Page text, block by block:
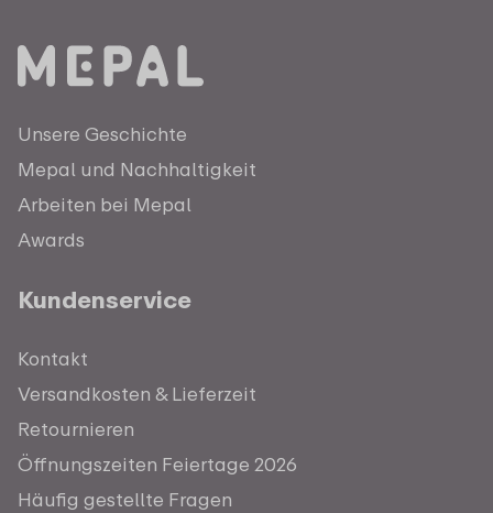
Unsere Geschichte
Mepal und Nachhaltigkeit
Arbeiten bei Mepal
Awards
Kundenservice
Kontakt
Versandkosten & Lieferzeit
Retournieren
Öffnungszeiten Feiertage 2026
Häufig gestellte Fragen